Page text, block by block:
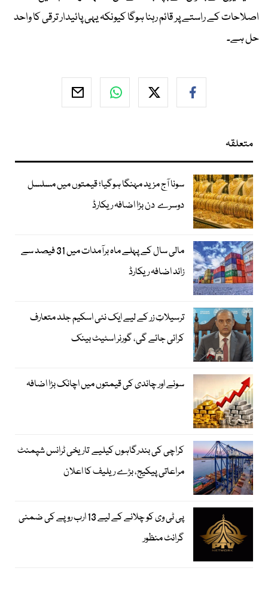
اصلاحات کے راستے پر قائم رہنا ہوگا کیونکہ یہی پائیدار ترقی کا واحد
حل ہے۔
متعلقہ
سونا آج مزید مہنگا ہوگیا؛ قیمتوں میں مسلسل
دوسرے دن بڑا اضافہ ریکارڈ
مالی سال کے پہلے ماہ برآمدات میں 31 فیصد سے
زائد اضافہ ریکارڈ
ترسیلاتِ زر کے لیے ایک نئی اسکیم جلد متعارف
کرائی جائے گی، گورنر اسٹیٹ بینک
سونے اور چاندی کی قیمتوں میں اچانک بڑا اضافہ
کراچی کی بندرگاہوں کیلیے تاریخی ٹرانس شپمنٹ
مراعاتی پیکیج، بڑے ریلیف کا اعلان
پی ٹی وی کو چلانے کے لیے 13 ارب روپے کی ضمنی
گرانٹ منظور